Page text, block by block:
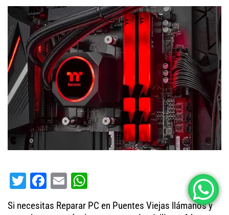
T
Fa
ce
E
ha
Si necesitas Reparar PC en Puentes Viejas llámanos y